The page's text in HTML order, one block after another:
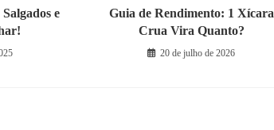
e
Guia de Rendimento: 1 Xícara
Crua Vira Quanto?
20 de julho de 2026